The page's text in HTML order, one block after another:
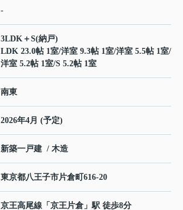
-
3LDK＋S(納戸)
LDK 23.0帖 1室/洋室 9.3帖 1室/洋室 5.5帖 1室/
洋室 5.2帖 1室/S 5.2帖 1室
南東
2026年4月 (予定)
新築一戸建 / 木造
東京都八王子市片倉町 616-20
京王高尾線 「 京王片倉 」駅 徒歩8分